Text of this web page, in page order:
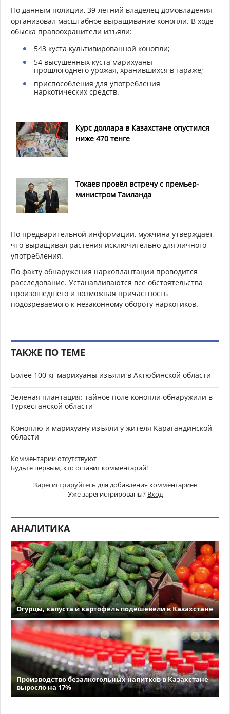
По данным полиции, 39-летний владелец домовладения
организовал масштабное выращивание конопли. В ходе
обыска правоохранители изъяли:
543 куста культивированной конопли;
54 высушенных куста марихуаны
прошлогоднего урожая, хранившихся в гараже;
приспособления для употребления
наркотических средств.
Курс доллара в Казахстане опустился
ниже 470 тенге
Токаев провёл встречу с премьер-
министром Таиланда
По предварительной информации, мужчина утверждает,
что выращивал растения исключительно для личного
употребления.
По факту обнаружения наркоплантации проводится
расследование. Устанавливаются все обстоятельства
произошедшего и возможная причастность
подозреваемого к незаконному обороту наркотиков.
ТАКЖЕ ПО ТЕМЕ
Более 100 кг марихуаны изъяли в Актюбинской области
Зелёная плантация: тайное поле конопли обнаружили в
Туркестанской области
Коноплю и марихуану изъяли у жителя Карагандинской
области
Комментарии отсутствуют
Будьте первым, кто оставит комментарий!
Зарегистрируйтесь для добавления комментариев
Уже зарегистрированы? Вход
АНАЛИТИКА
Огурцы, капуста и картофель подешевели в Казахстане
Производство безалкогольных напитков в Казахстане
выросло на 17%